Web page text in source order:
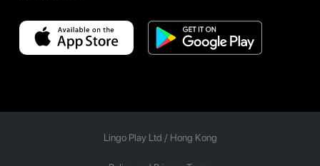
Lingo Play Ltd / Hong Kong